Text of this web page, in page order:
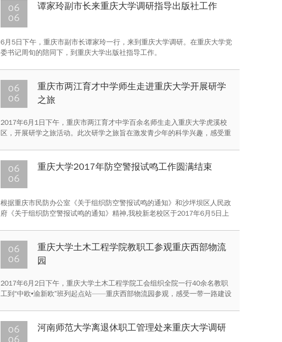
06
06
谭家玲副市长来重庆大学调研指导出版社工作
6月5日下午，重庆市副市长谭家玲一行，来到重庆大学调研。在重庆大学党
委书记周旬的陪同下，到重庆大学出版社指导工作。
06
06
重庆市两江育才中学师生走进重庆大学开展研学
之旅
2017年6月1日下午，重庆市两江育才中学百余名师生走入重庆大学虎溪校
区，开展研学之旅活动。此次研学之旅旨在激发青少年的科学兴趣，感受重
06
06
重庆大学2017年防空警报试鸣工作圆满结束
根据重庆市民防办公室《关于组织防空警报试鸣的通知》和沙坪坝区人民政
府《关于组织防空警报试鸣的通知》精神,我校新老校区于2017年6月5日上
人防建设。
06
06
重庆大学土木工程学院教职工参观重庆西部物流
园
2017年6月2日下午，重庆大学土木工程学院工会组织全院一行40余名教职
工到“中欧•渝新欧”班列起点站——重庆西部物流园参观，感受一带一路建设
的这片土地上得到唤醒、延伸
06 河南师范大学离退休职工管理处来重庆大学调研